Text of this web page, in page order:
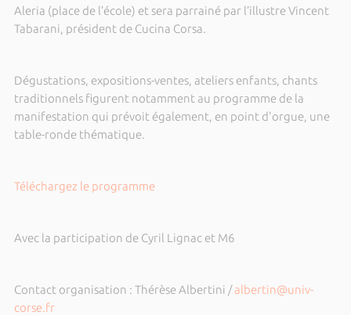
Aleria (place de l’école) et sera parrainé par l’illustre Vincent
Tabarani, président de Cucina Corsa.
Dégustations, expositions-ventes, ateliers enfants, chants
traditionnels figurent notamment au programme de la
manifestation qui prévoit également, en point d'orgue, une
table-ronde thématique.
Téléchargez le programme
Avec la participation de Cyril Lignac et M6
Contact organisation : Thérèse Albertini /albertin@univ-
corse.fr